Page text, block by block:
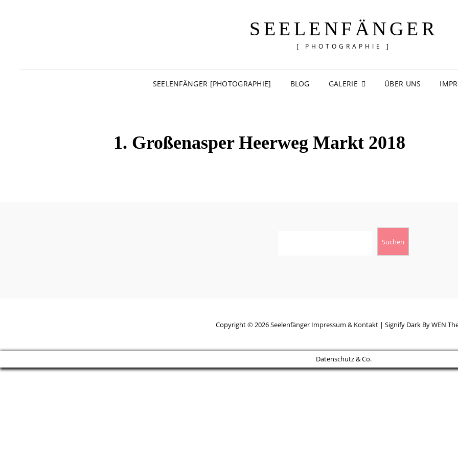
SEELENFÄNGER
[ PHOTOGRAPHIE ]
SEELENFÄNGER [PHOTOGRAPHIE] BLOG GALERIE ÜBER UNS
1. Großenasper Heerweg Markt 2018
Suchen
Copyright © 2026Seelenfänger Impressum & Kontakt| Signify Dark ByWEN
Datenschutz & Co.